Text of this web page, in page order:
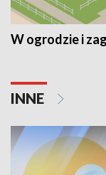
W ogrodzie i
INNE